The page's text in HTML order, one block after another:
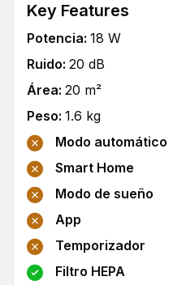
Key Features
Potencia: 18 W
Ruido: 20 dB
Área: 20 m²
Peso: 1.6 kg
Modo automático
Smart Home
Modo de sueño
App
Temporizador
Filtro HEPA